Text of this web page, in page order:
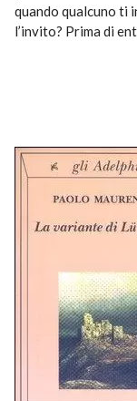
quando qualcuno ti
l’invito? Prima di